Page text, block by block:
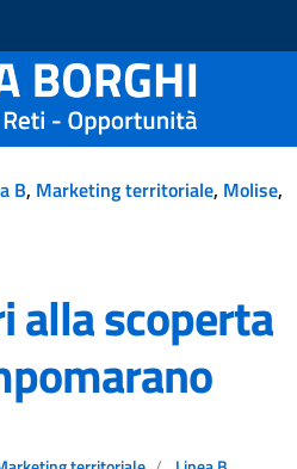
B, Marketing territoriale, Molise,
alla scoperta